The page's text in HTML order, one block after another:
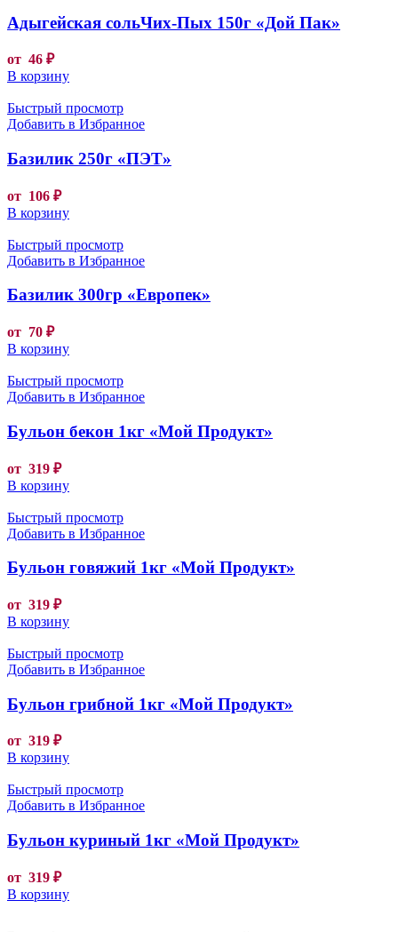
Адыгейская сольЧих-Пых 150г «Дой Пак»
от 46 ₽
В корзину
Быстрый просмотр
Добавить в Избранное
Базилик 250г «ПЭТ»
от 106 ₽
В корзину
Быстрый просмотр
Добавить в Избранное
Базилик 300гр «Европек»
от 70 ₽
В корзину
Быстрый просмотр
Добавить в Избранное
Бульон бекон 1кг «Мой Продукт»
от 319 ₽
В корзину
Быстрый просмотр
Добавить в Избранное
Бульон говяжий 1кг «Мой Продукт»
от 319 ₽
В корзину
Быстрый просмотр
Добавить в Избранное
Бульон грибной 1кг «Мой Продукт»
от 319 ₽
В корзину
Быстрый просмотр
Добавить в Избранное
Бульон куриный 1кг «Мой Продукт»
от 319 ₽
В корзину